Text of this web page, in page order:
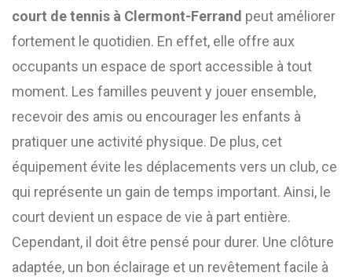
court de tennis à Clermont-Ferrand peut améliorer
fortement le quotidien. En effet, elle offre aux
occupants un espace de sport accessible à tout
moment. Les familles peuvent y jouer ensemble,
recevoir des amis ou encourager les enfants à
pratiquer une activité physique. De plus, cet
équipement évite les déplacements vers un club, ce
qui représente un gain de temps important. Ainsi, le
court devient un espace de vie à part entière.
Cependant, il doit être pensé pour durer. Une clôture
adaptée, un bon éclairage et un revêtement facile à